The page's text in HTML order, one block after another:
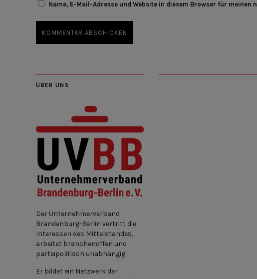
Name, E-Mail-Adresse und Website in diesem Browser für meinen
ÜBER UNS
Der Unternehmerverband
Brandenburg-Berlin vertritt die
Interessen des Mittelstandes,
arbeitet branchenoffen und
parteipolitisch unabhängig.
Er bildet ein Netzwerk der